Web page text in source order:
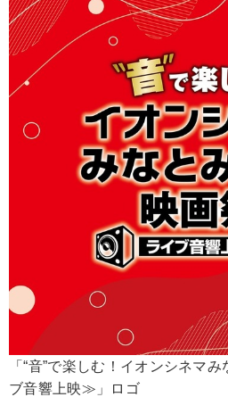
「“音”で楽しむ！イオンシネマ
ブ音響上映≫」ロゴ